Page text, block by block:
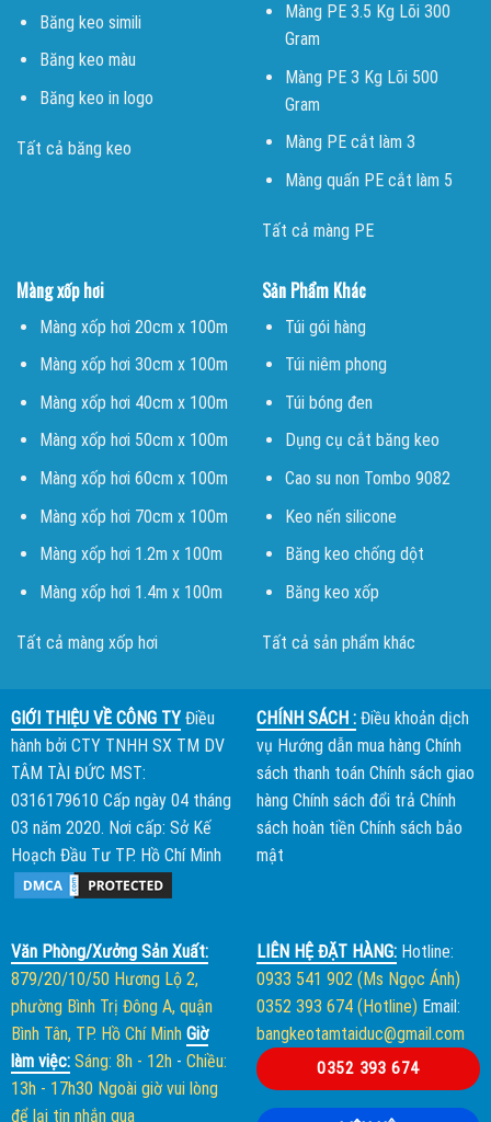
Băng keo simili
Băng keo màu
Băng keo in logo
Tất cả băng keo
Màng PE 3.5 Kg Lõi 300
Gram
Màng PE 3 Kg Lõi 500
Gram
Màng PE cắt làm 3
Màng quấn PE cắt làm 5
Tất cả màng PE
Màng xốp hơi
Màng xốp hơi 20cm x 100m
Màng xốp hơi 30cm x 100m
Màng xốp hơi 40cm x 100m
Màng xốp hơi 50cm x 100m
Màng xốp hơi 60cm x 100m
Màng xốp hơi 70cm x 100m
Màng xốp hơi 1.2m x 100m
Màng xốp hơi 1.4m x 100m
Tất cả màng xốp hơi
Sản Phẩm Khác
Túi gói hàng
Túi niêm phong
Túi bóng đen
Dụng cụ cắt băng keo
Cao su non Tombo 9082
Keo nến silicone
Băng keo chống dột
Băng keo xốp
Tất cả sản phẩm khác
GIỚI THIỆU VỀ CÔNG TYĐiều
hành bởi CTY TNHH SX TM DV
TÂM TÀI ĐỨC MST:
0316179610 Cấp ngày 04 tháng
03 năm 2020. Nơi cấp: Sở Kế
Hoạch Đầu Tư TP. Hồ Chí Minh
CHÍNH SÁCH : Điều khoản dịch
vụ Hướng dẫn mua hàng Chính
sách thanh toán Chính sách giao
hàng Chính sách đổi trả Chính
sách hoàn tiền Chính sách bảo
mật
Văn Phòng/Xưởng Sản Xuất:
879/20/10/50 Hương Lộ 2,
phường Bình Trị Đông A, quận
Bình Tân, TP. Hồ Chí Minh Giờ
làm việc: Sáng: 8h - 12h- Chiều:
13h - 17h30 Ngoài giờ vui lòng
để lại tin nhắn qua
LIÊN HỆ ĐẶT HÀNG:Hotline:
0933 541 902 (Ms Ngọc Ánh)
0352 393 674 (Hotline) Email:
bangkeotamtaiduc@gmail.com
0352 393 674